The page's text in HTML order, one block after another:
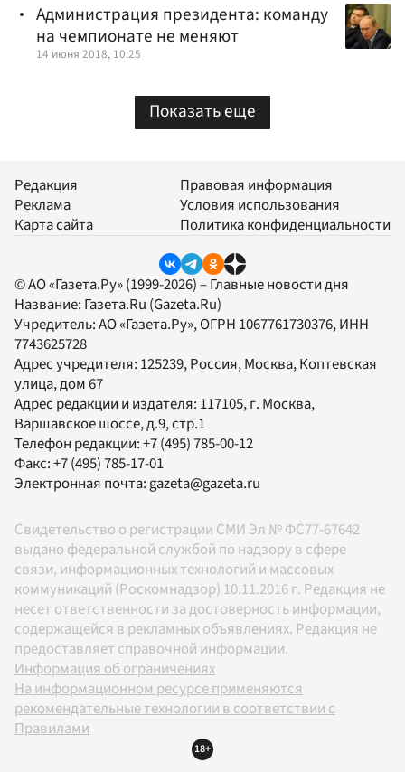
Администрация президента: команду
на чемпионате не меняют
14 июня 2018, 10:25
Показать еще
Редакция
Реклама
Карта сайта
Правовая информация
Условия использования
Политика конфиденциальности
© АО «Газета.Ру» (1999-2026) – Главные новости дня
Название: Газета.Ru (Gazeta.Ru)
Учредитель:АО «Газета.Ру», ОГРН 1067761730376, ИНН
7743625728
Адрес учредителя: 125239, Россия, Москва, Коптевская
улица, дом 67
Адрес редакции и издателя: 117105, г. Москва,
Варшавское шоссе, д.9, стр.1
Телефон редакции:+7 (495) 785-00-12
Факс:+7 (495) 785-17-01
Электронная почта:gazeta@gazeta.ru
Свидетельство о регистрации СМИ Эл № ФС77-67642
выдано федеральной службой по надзору в сфере
связи, информационных технологий и массовых
коммуникаций (Роскомнадзор) 10.11.2016 г. Редакция не
несет ответственности за достоверность информации,
содержащейся в рекламных объявлениях. Редакция не
предоставляет справочной информации.
Информация об ограничениях
На информационном ресурсе применяются
рекомендательные технологии в соответствии с
Правилами
18+